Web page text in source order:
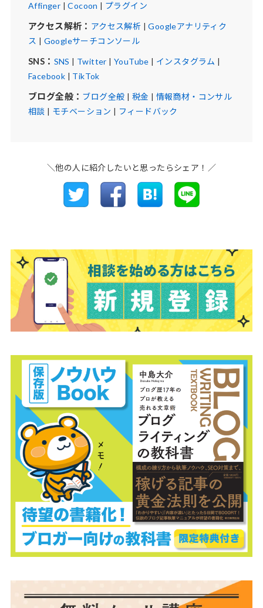
Affinger |Cocoon | プラグイン
アクセス解析： アクセス解析 |Googleアナリティク
ス | Googleサーチコンソール
SNS： SNS | Twitter | YouTube | インスタグラム |
Facebook | TikTok
ブログ全般： ブログ全般 | 税金 | 情報商材・コンサル
相談 | モチベーション | フィードバック
＼他の人に紹介したいと思ったらシェア！／